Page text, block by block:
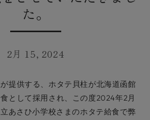
た。
2月 15, 2024
提供する、ホタテ貝柱が北海道函館
として採用され、この度2024年2月
あさひ小学校さまのホタテ給食で弊